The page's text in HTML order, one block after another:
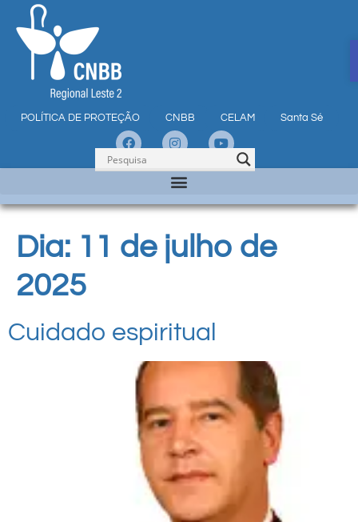
POLÍTICA DE PROTEÇÃO CNBB CELAM Santa Sé
Dia: 11 de julho de
2025
Cuidado espiritual